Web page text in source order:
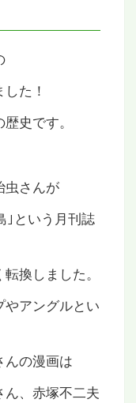
た！
史です。
虫さんが
｣という月刊誌
換しました。
アングルとい
んの漫画は
、赤塚不二夫